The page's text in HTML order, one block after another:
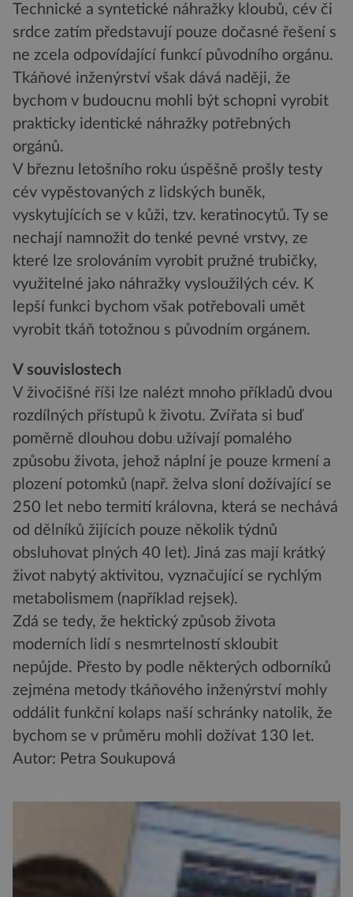
Technické a syntetické náhražky kloubů, cév či
srdce zatím představují pouze dočasné řešení s
ne zcela odpovídající funkcí původního orgánu.
Tkáňové inženýrství však dává naději, že
bychom v budoucnu mohli být schopni vyrobit
prakticky identické náhražky potřebných
orgánů.
V březnu letošního roku úspěšně prošly testy
cév vypěstovaných z lidských buněk,
vyskytujících se v kůži, tzv. keratinocytů. Ty se
nechají namnožit do tenké pevné vrstvy, ze
které lze srolováním vyrobit pružné trubičky,
využitelné jako náhražky vysloužilých cév. K
lepší funkci bychom však potřebovali umět
vyrobit tkáň totožnou s původním orgánem.
V souvislostech
V živočišné říši lze nalézt mnoho příkladů dvou
rozdílných přístupů k životu. Zvířata si buď
poměrně dlouhou dobu užívají pomalého
způsobu života, jehož náplní je pouze krmení a
plození potomků (např. želva sloní dožívající se
250 let nebo termití královna, která se nechává
od dělníků žijících pouze několik týdnů
obsluhovat plných 40 let). Jiná zas mají krátký
život nabytý aktivitou, vyznačující se rychlým
metabolismem (například rejsek).
Zdá se tedy, že hektický způsob života
moderních lidí s nesmrtelností skloubit
nepůjde. Přesto by podle některých odborníků
zejména metody tkáňového inženýrství mohly
oddálit funkční kolaps naší schránky natolik, že
bychom se v průměru mohli dožívat 130 let.
Autor: Petra Soukupová